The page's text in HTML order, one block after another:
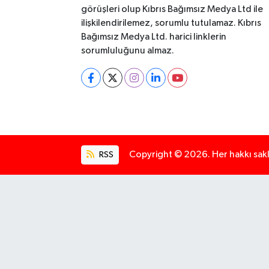
görüşleri olup Kıbrıs Bağımsız Medya Ltd ile
ilişkilendirilemez, sorumlu tutulamaz. Kıbrıs
Bağımsız Medya Ltd. harici linklerin
sorumluluğunu almaz.
RSS Copyright © 2026. Her hakkı